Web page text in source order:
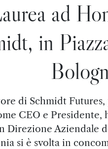
ad
in
di Schmidt Futures,
CEO e Presidente,
Direzione Aziendale
si è svolta in